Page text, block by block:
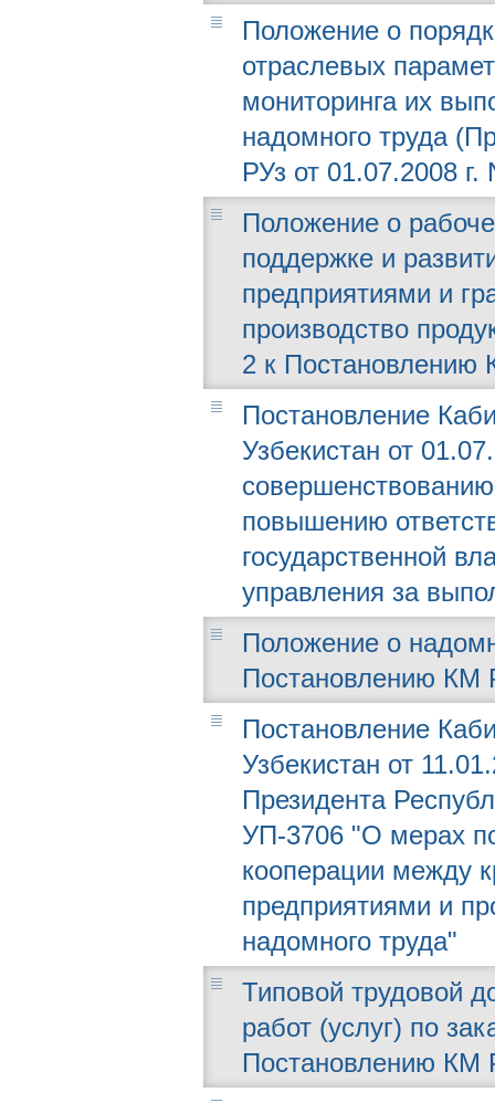
Положение о
отраслевых
мониторинга их
надомного труда
РУз от 01.07.2008 г.
Положение о
поддержке и
предприятиями и
производство
2 к Постановлению
Постановление
Узбекистан от
повышению
государственной
управления за
Положение о
Постановлению КМ
Постановление
Узбекистан от
Президента
УП-3706 "О мерах
кооперации между
предприятиями и
надомного труда"
Типовой трудовой
работ (услуг) по
Постановлению КМ